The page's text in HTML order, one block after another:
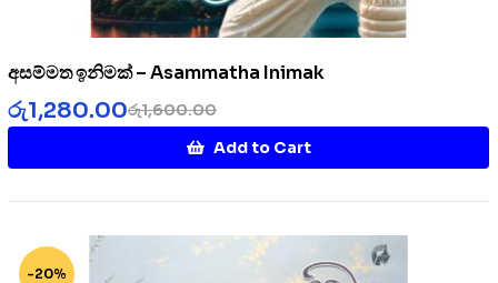
අසම්මත ඉනිමක් – Asammatha Inimak
රු1,600.00
රු1,280.00
Add to Cart
-20%